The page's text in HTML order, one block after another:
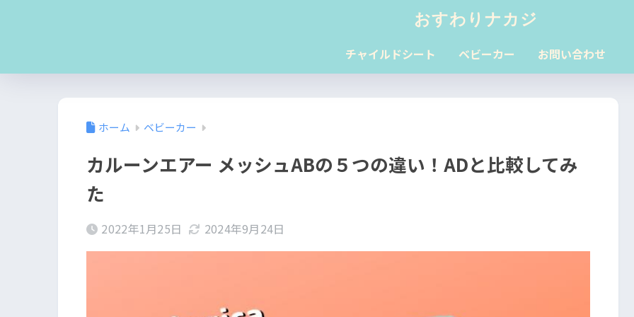
おすわりナカジ
チャイルドシート ベビーカー お問い合わせ
ホーム ベビーカー
カルーンエアー メッシュABの５つの違い！ADと比較してみ
た
2022年1月25日 2024年9月24日